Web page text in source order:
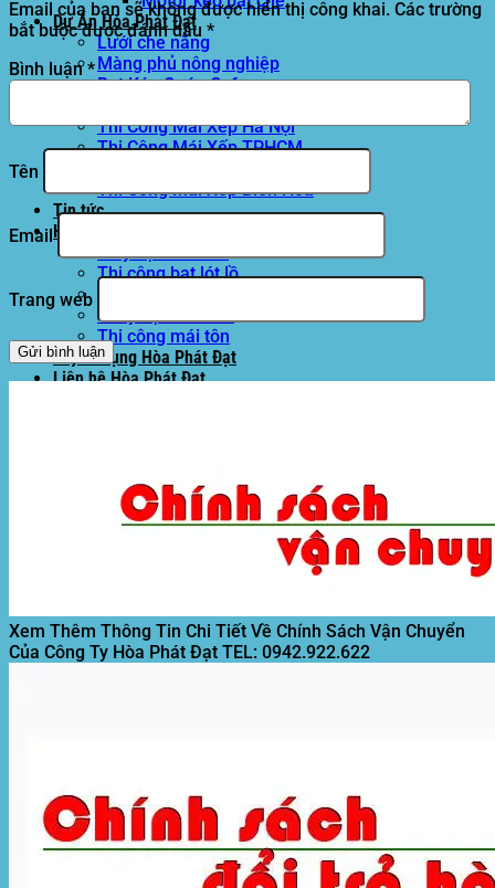
Dự Án Hòa Phát Đạt
Lưới che nắng
Màng phủ nông nghiệp
Bạt Kéo Quán Cafe
Thi Công Mái Xếp Hà Nội
Thi Công Mái Xếp TPHCM
Thi Công Mái Xếp Biên Hòa
Tin tức
Hoạt động
May bạt mái che
Thi công bạt lót lồ
Thay bạt mái che
Thi công mái tôn
Tuyển Dụng Hòa Phát Đạt
Liên hệ Hòa Phát Đạt
Email của bạn sẽ không được hiển thị công khai. Các trường
bắt buộc được đánh dấu *
Bình luận*
Tên
Email
Trang web
Xem Thêm Thông Tin Chi Tiết Về Chính Sách Vận Chuyển
Của Công Ty Hòa Phát Đạt TEL: 0942.922.622